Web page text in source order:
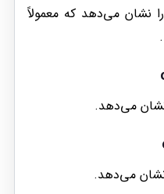
نشان می‌دهد که معمولاً
نشان می‌دهد.
نشان می‌دهد.